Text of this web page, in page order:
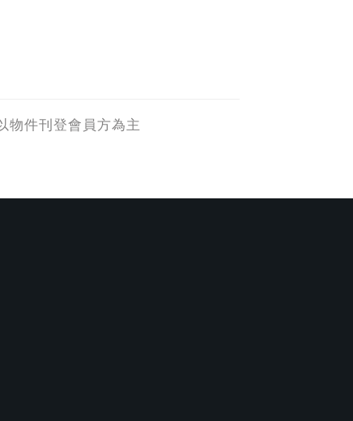
物件刊登會員方為主